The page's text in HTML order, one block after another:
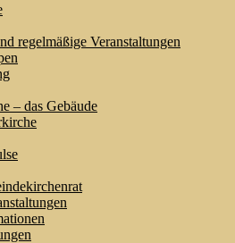
regelmäßige Veranstaltungen
– das Gebäude